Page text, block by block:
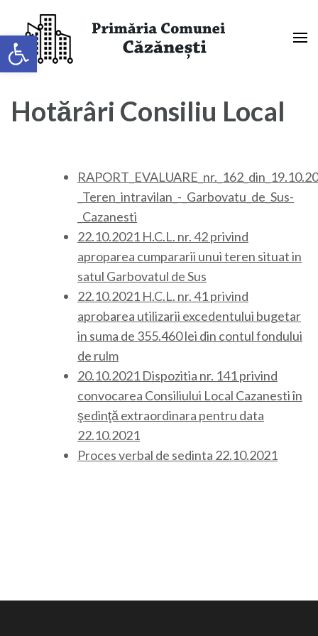
Deschide bara de unelte
conținut
(apasă
Primaria Comunei Căzănești,
Mehedinți
Hotărâri Consiliu Local
_Teren_intravilan_-_Garbovatu_de_Sus-
_Cazanesti
22.10.2021 H.C.L. nr. 42 privind
aproparea cumpararii unui teren situat in
satul Garbovatul de Sus
22.10.2021 H.C.L. nr. 41 privind
aprobarea utilizarii excedentului bugetar
in suma de 355.460 lei din contul fondului
de rulm
20.10.2021 Dispozitia nr. 141 privind
convocarea Consiliului Local Cazanesti în
şedinţă extraordinara pentru data
22.10.2021
Proces verbal de sedinta 22.10.2021